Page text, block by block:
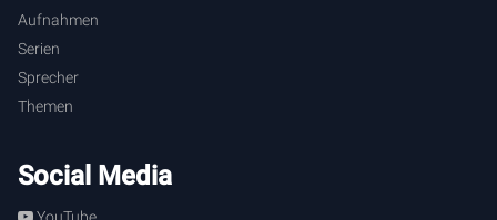
Aufnahmen
Serien
Sprecher
Themen
Social Media
YouTube